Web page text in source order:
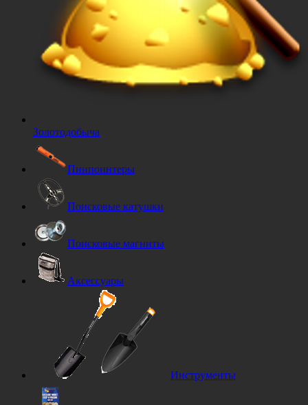
Золотодобыча
Пинпоинтеры
Поисковые катушки
Поисковые магниты
Аксессуары
Инструменты